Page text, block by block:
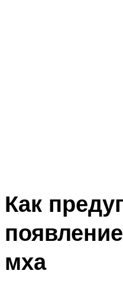
Как
мха